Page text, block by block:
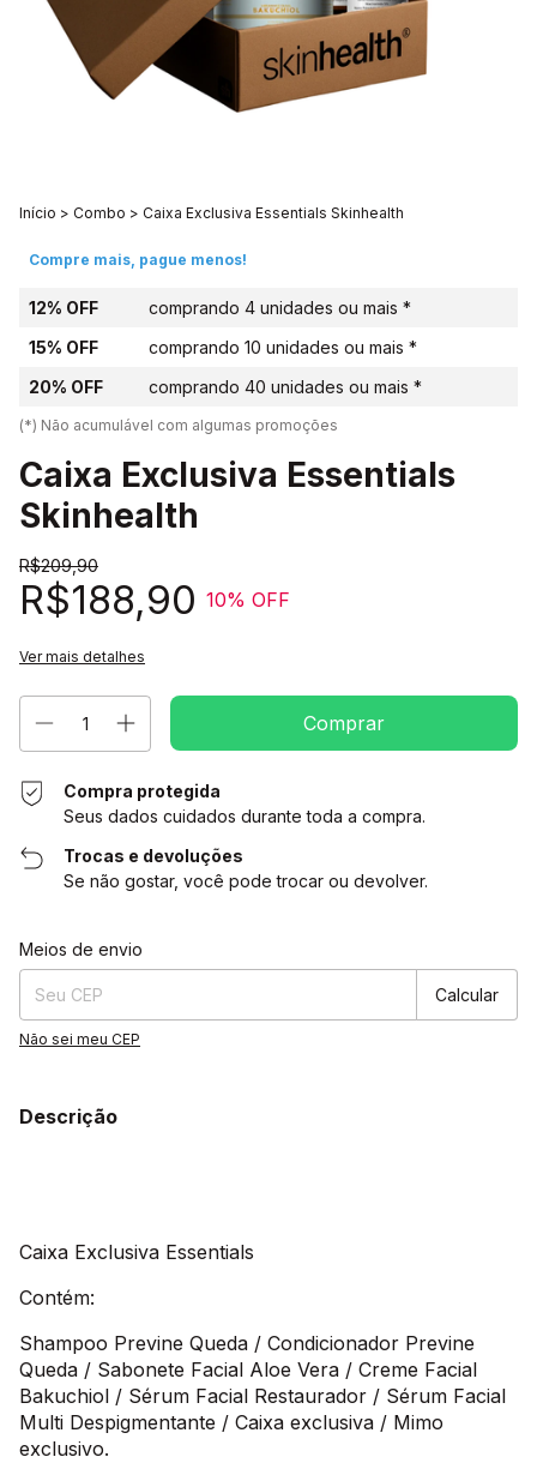
Início > Combo > Caixa Exclusiva Essentials Skinhealth
Compre mais, pague menos!
12% OFF
comprando 4 unidades ou mais *
15% OFF
comprando 10 unidades ou mais *
20% OFF
comprando 40 unidades ou mais *
(*) Não acumulável com algumas promoções
Caixa Exclusiva Essentials
Skinhealth
R$209,90
R$188,90 10% OFF
Ver mais detalhes
Compra protegida
Seus dados cuidados durante toda a compra.
Trocas e devoluções
Se não gostar, você pode trocar ou devolver.
Entregas para o CEP:
Meios de envio
Calcular
Não sei meu CEP
Descrição
Caixa Exclusiva Essentials
Contém:
Shampoo Previne Queda / Condicionador Previne
Queda / Sabonete Facial Aloe Vera / Creme Facial
Bakuchiol / Sérum Facial Restaurador / Sérum Facial
Multi Despigmentante / Caixa exclusiva / Mimo
exclusivo.